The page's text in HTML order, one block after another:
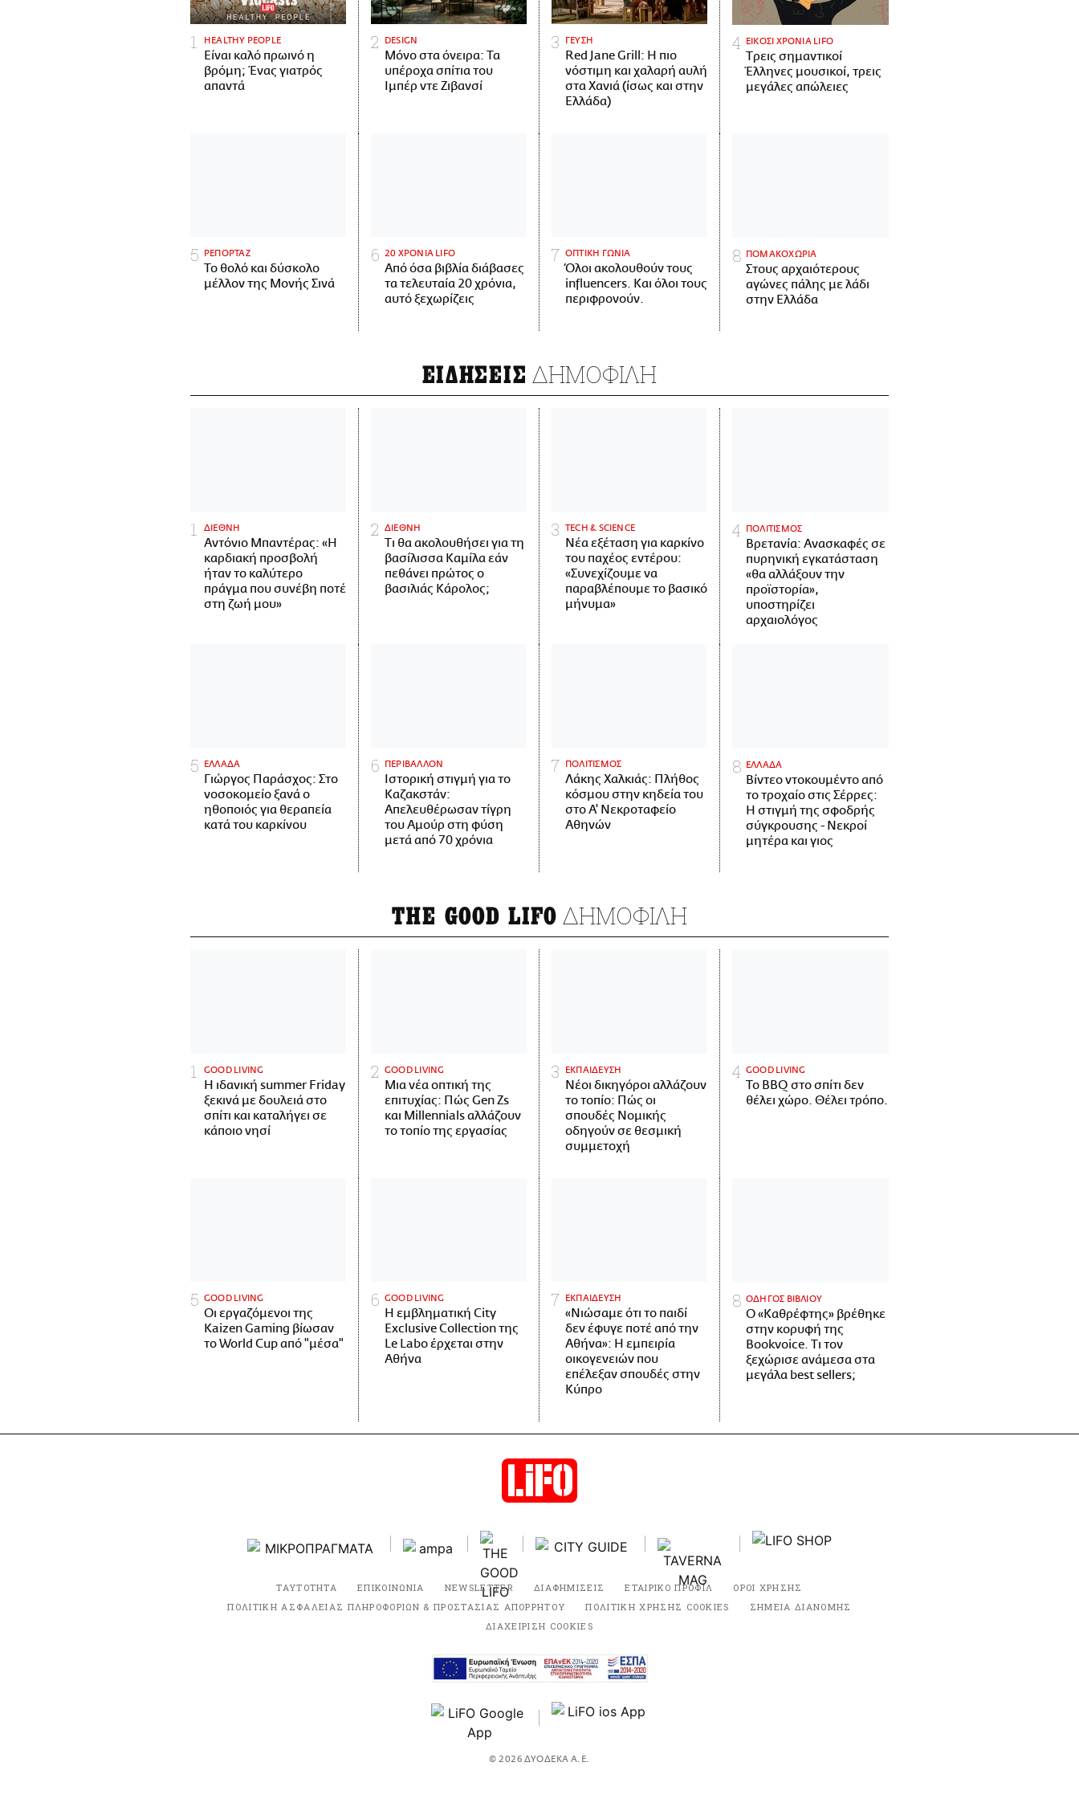
HEALTHY PEOPLE
Είναι καλό πρωινό η
βρόμη; Ένας γιατρός
απαντά
DESIGN
Μόνο στα όνειρα: Τα
υπέροχα σπίτια του
Ιμπέρ ντε Ζιβανσί
ΓΕΥΣΗ
Red Jane Grill: Η πιο
νόστιμη και χαλαρή αυλή
στα Χανιά (ίσως και στην
Ελλάδα)
ΕΙΚΟΣΙ ΧΡΟΝΙΑ LIFO
Tρεις σημαντικοί
Έλληνες μουσικοί, τρεις
μεγάλες απώλειες
ΡΕΠΟΡΤΑΖ
Το θολό και δύσκολο
μέλλον της Μονής Σινά
20 ΧΡΟΝΙΑ LIFO
Από όσα βιβλία διάβασες
τα τελευταία 20 χρόνια,
αυτό ξεχωρίζεις
ΟΠΤΙΚΗ ΓΩΝΙΑ
Όλοι ακολουθούν τους
influencers. Και όλοι τους
περιφρονούν.
ΠΟΜΑΚΟΧΩΡΙΑ
Στους αρχαιότερους
αγώνες πάλης με λάδι
στην Ελλάδα
ΕΙΔΗΣΕΙΣ ΔΗΜΟΦΙΛΗ
ΔΙΕΘΝΗ
Αντόνιο Μπαντέρας: «Η
καρδιακή προσβολή
ήταν το καλύτερο
πράγμα που συνέβη ποτέ
στη ζωή μου»
ΔΙΕΘΝΗ
Τι θα ακολουθήσει για τη
βασίλισσα Καμίλα εάν
πεθάνει πρώτος ο
βασιλιάς Κάρολος;
ΤECH & SCIENCE
Νέα εξέταση για καρκίνο
του παχέος εντέρου:
«Συνεχίζουμε να
παραβλέπουμε το βασικό
μήνυμα»
ΠΟΛΙΤΙΣΜΟΣ
Βρετανία: Ανασκαφές σε
πυρηνική εγκατάσταση
«θα αλλάξουν την
προϊστορία»,
υποστηρίζει
αρχαιολόγος
ΕΛΛΑΔΑ
Γιώργος Παράσχος: Στο
νοσοκομείο ξανά ο
ηθοποιός για θεραπεία
κατά του καρκίνου
ΠΕΡΙΒΑΛΛΟΝ
Ιστορική στιγμή για το
Καζακστάν:
Απελευθέρωσαν τίγρη
του Αμούρ στη φύση
μετά από 70 χρόνια
ΠΟΛΙΤΙΣΜΟΣ
Λάκης Χαλκιάς: Πλήθος
κόσμου στην κηδεία του
στο Α' Νεκροταφείο
Αθηνών
ΕΛΛΑΔΑ
Βίντεο ντοκουμέντο από
το τροχαίο στις Σέρρες:
Η στιγμή της σφοδρής
σύγκρουσης - Νεκροί
μητέρα και γιος
THE GOOD LIFO ΔΗΜΟΦΙΛΗ
GOOD LIVING
Η ιδανική summer Friday
ξεκινά με δουλειά στο
σπίτι και καταλήγει σε
κάποιο νησί
GOOD LIVING
Μια νέα οπτική της
επιτυχίας: Πώς Gen Zs
και Millennials αλλάζουν
το τοπίο της εργασίας
ΕΚΠΑΙΔΕΥΣΗ
Νέοι δικηγόροι αλλάζουν
το τοπίο: Πώς οι
σπουδές Νομικής
οδηγούν σε θεσμική
συμμετοχή
GOOD LIVING
Το BBQ στο σπίτι δεν
θέλει χώρο. Θέλει τρόπο.
GOOD LIVING
Οι εργαζόμενοι της
Kaizen Gaming βίωσαν
το World Cup από "μέσα"
GOOD LIVING
Η εμβληματική City
Exclusive Collection της
Le Labo έρχεται στην
Αθήνα
ΕΚΠΑΙΔΕΥΣΗ
«Νιώσαμε ότι το παιδί
δεν έφυγε ποτέ από την
Αθήνα»: Η εμπειρία
οικογενειών που
επέλεξαν σπουδές στην
Κύπρο
ΟΔΗΓΟΣ ΒΙΒΛΙΟΥ
Ο «Καθρέφτης» βρέθηκε
στην κορυφή της
Bookvoice. Τι τον
ξεχώρισε ανάμεσα στα
μεγάλα best sellers;
ΤΑΥΤΟΤΗΤΑ ΕΠΙΚΟΙΝΩΝΙΑ NEWSLETTER ΔΙΑΦΗΜΙΣΕΙΣ ΕΤΑΙΡΙΚΟ ΠΡΟΦΙΛ
ΟΡΟΙ ΧΡΗΣΗΣ
ΠΟΛΙΤΙΚΗ ΑΣΦΑΛΕΙΑΣ ΠΛΗΡΟΦΟΡΙΩΝ & ΠΡΟΣΤΑΣΙΑΣ ΑΠΟΡΡΗΤΟΥ
ΠΟΛΙΤΙΚΗ ΧΡΗΣΗΣ COOKIES
ΣΗΜΕΙΑ ΔΙΑΝΟΜΗΣ
ΔΙΑΧΕΙΡΙΣΗ COOKIES
© 2026 ΔΥΟΔΕΚΑ Α.Ε.